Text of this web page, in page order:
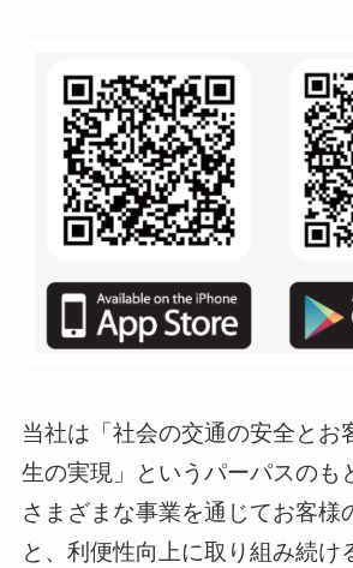
当社は「社会の交通の安全とお
生の実現」というパーパスのも
さまざまな事業を通じてお客様
と、利便性向上に取り組み続け